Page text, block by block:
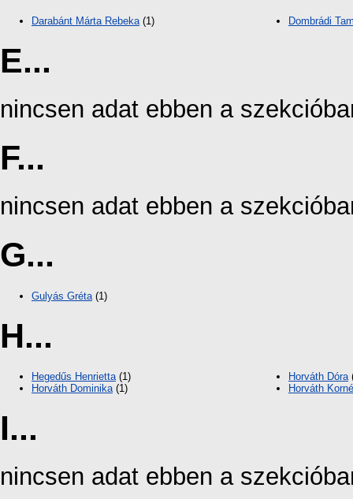
Darabánt Márta Rebeka (1) Dombrádi
E...
nincsen adat ebben a
F...
nincsen adat ebben a
G...
Gulyás Gréta (1)
H...
Hegedűs Henrietta (1)
Horváth Dominika (1)
Horváth Dóra
Horváth
I...
nincsen adat ebben a